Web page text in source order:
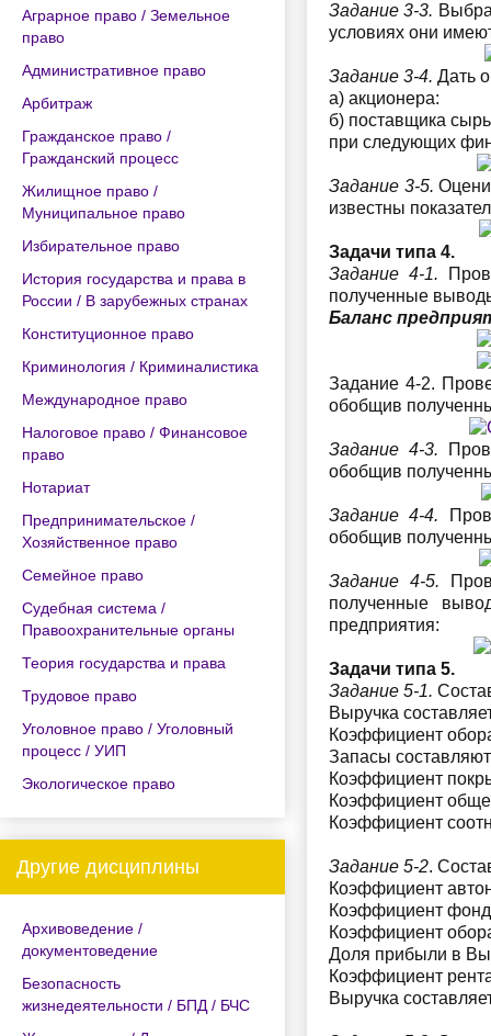
Аграрное право / Земельное
право
Административное право
Арбитраж
Гражданское право /
Гражданский процесс
Жилищное право /
Муниципальное право
Избирательное право
История государства и права в
России / В зарубежных странах
Конституционное право
Криминология / Криминалистика
Международное право
Налоговое право / Финансовое
право
Нотариат
Предпринимательское /
Хозяйственное право
Семейное право
Судебная система /
Правоохранительные органы
Теория государства и права
Трудовое право
Уголовное право / Уголовный
процесс / УИП
Экологическое право
Другие дисциплины
Архивоведение /
документоведение
Безопасность
жизнедеятельности / БПД / БЧС
Задание 3-3.
условиях они
Задание 3-4. Дать
а) акционера:
б) поставщика
при следующих
Задание 3-5.
известны
Задачи типа 4.
Задание 4-1.
полученные
Баланс
Задание 4-2.
обобщив
Задание 4-3.
обобщив
Задание 4-4.
обобщив
Задание 4-5.
полученные
предприятия:
Задачи типа 5.
Задание 5-1.
Выручка
Коэффициент
Запасы
Коэффициент
Коэффициент
Коэффициент
Задание 5-2.
Коэффициент
Коэффициент
Коэффициент
Доля прибыли в
Коэффициент
Выручка